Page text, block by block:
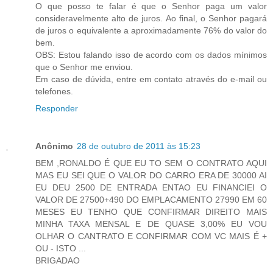
O que posso te falar é que o Senhor paga um valor
consideravelmente alto de juros. Ao final, o Senhor pagará
de juros o equivalente a aproximadamente 76% do valor do
bem.
OBS: Estou falando isso de acordo com os dados mínimos
que o Senhor me enviou.
Em caso de dúvida, entre em contato através do e-mail ou
telefones.
Responder
Anônimo 28 de outubro de 2011 às 15:23
BEM ,RONALDO É QUE EU TO SEM O CONTRATO AQUI
MAS EU SEI QUE O VALOR DO CARRO ERA DE 30000 AI
EU DEU 2500 DE ENTRADA ENTAO EU FINANCIEI O
VALOR DE 27500+490 DO EMPLACAMENTO 27990 EM 60
MESES EU TENHO QUE CONFIRMAR DIREITO MAIS
MINHA TAXA MENSAL E DE QUASE 3,00% EU VOU
OLHAR O CANTRATO E CONFIRMAR COM VC MAIS É +
OU - ISTO ...
BRIGADAO